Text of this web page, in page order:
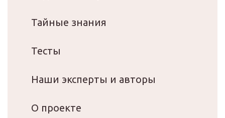
Тайные знания
Тесты
Наши эксперты и авторы
О проекте